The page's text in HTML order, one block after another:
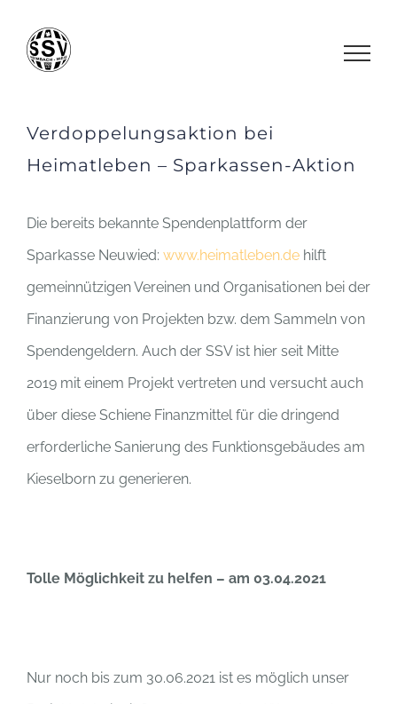
Inhalt
Verdoppelungsaktion bei
Heimatleben – Sparkassen-Aktion
Die bereits bekannte Spendenplattform der
Sparkasse Neuwied: www.heimatleben.dehilft
gemeinnützigen Vereinen und Organisationen bei der
Finanzierung von Projekten bzw. dem Sammeln von
Spendengeldern. Auch der SSV ist hier seit Mitte
2019 mit einem Projekt vertreten und versucht auch
über diese Schiene Finanzmittel für die dringend
erforderliche Sanierung des Funktionsgebäudes am
Kieselborn zu generieren.
Tolle Möglichkeit zu helfen – am 03.04.2021
Nur noch bis zum 30.06.2021 ist es möglich unser